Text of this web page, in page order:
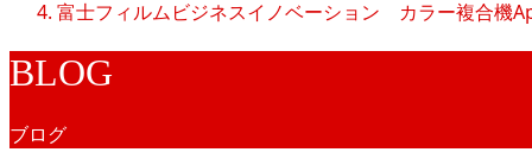
富士フィルムビジネスイノベーション カラー複合機
BLOG
ブログ